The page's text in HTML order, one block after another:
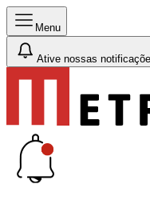
Menu
Ative nossas